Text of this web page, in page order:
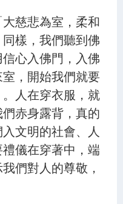
集
集
集
集
集
集
慈悲為室，柔和
樣，我們聽到佛
心入佛門，入佛
，開始我們就要
人在穿衣服，就
赤身露背，真的
文明的社會、人
儀在穿著中，端
們對人的尊敬，